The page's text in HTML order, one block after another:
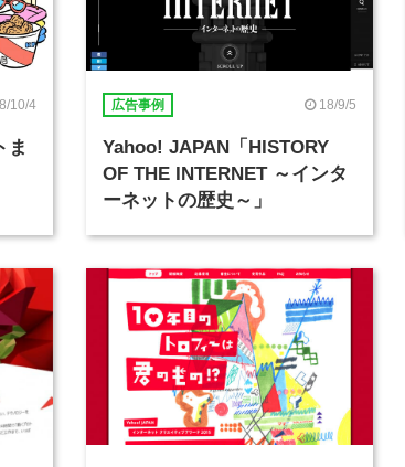
10/4
ま
広告事例 18/9/5
Yahoo! JAPAN「HISTORY
OF THE INTERNET ～インタ
ーネットの歴史～」